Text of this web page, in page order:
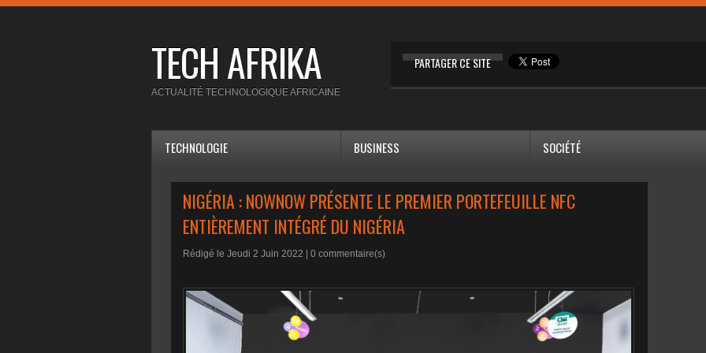
TECH AFRIKA PARTAGER CE SITE
ACTUALITÉ TECHNOLOGIQUE AFRICAINE
TECHNOLOGIE BUSINESS SOCIÉTÉ
NIGÉRIA : NOWNOW PRÉSENTE LE PREMIER PORTEFEUILLE NFC
ENTIÈREMENT INTÉGRÉ DU NIGÉRIA
Rédigé le Jeudi 2 Juin 2022 | 0 commentaire(s)